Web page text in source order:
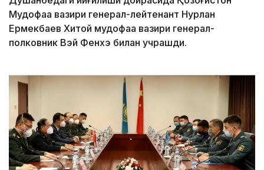
Мудофаа вазири генерал-лейтенант Нурлан
Ермекбаев Хитой мудофаа вазири генерал-
полковник Вэй Фенхэ билан учрашди.